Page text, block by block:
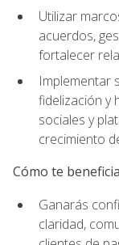
Utilizar
acuerdos,
fortalecer
Implementar
fidelización y
sociales y
crecimiento
Cómo te
Ganarás
claridad,